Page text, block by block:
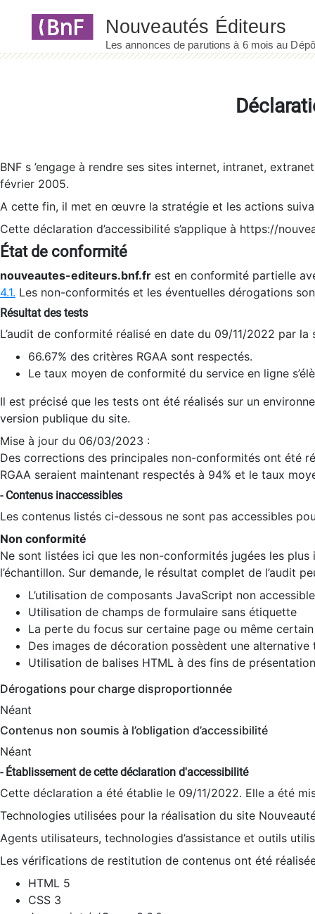
BNF s ’engage à rendre ses sites internet, intranet,
février 2005.
A cette fin, il met en œuvre la stratégie et les actions
Cette déclaration d’accessibilité s’applique à https://
État de conformité
nouveautes-editeurs.bnf.fr est en conformité partielle
4.1. Les non-conformités et les éventuelles dérogations
Résultat des tests
L’audit de conformité réalisé en date du 09/11/2022 par
66.67% des critères RGAA sont respectés.
Le taux moyen de conformité du service en ligne
Il est précisé que les tests ont été réalisés sur un
version publique du site.
Mise à jour du 06/03/2023 :
Des corrections des principales non-conformités ont été
RGAA seraient maintenant respectés à 94% et le taux
- Contenus inaccessibles
Les contenus listés ci-dessous ne sont pas accessibles
Non conformité
Ne sont listées ici que les non-conformités jugées les
l’échantillon. Sur demande, le résultat complet de l’audit
L’utilisation de composants JavaScript non
Utilisation de champs de formulaire sans étiquette
La perte du focus sur certaine page ou même
Des images de décoration possèdent une alternative
Utilisation de balises HTML à des fins de
Dérogations pour charge disproportionnée
Néant
Contenus non soumis à l’obligation d’accessibilité
Néant
- Établissement de cette déclaration d'accessibilité
Cette déclaration a été établie le 09/11/2022. Elle a été
Technologies utilisées pour la réalisation du site
Agents utilisateurs, technologies d’assistance et outils
Les vérifications de restitution de contenus ont été
HTML 5
CSS 3